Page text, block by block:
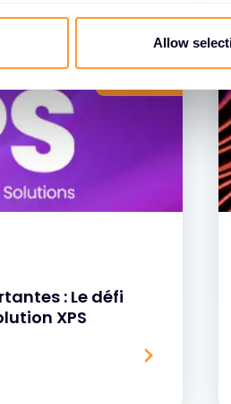
Allow
EN VEDETTE
: Le défi
XPS